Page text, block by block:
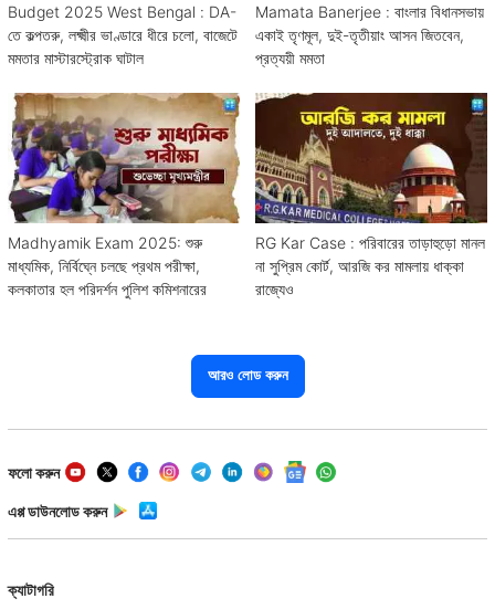
Budget 2025 West Bengal : DA-
তে কল্পতরু, লক্ষ্মীর ভাণ্ডারে ধীরে চলো, বাজেটে
মমতার মাস্টারস্ট্রোক ঘাটাল
Mamata Banerjee : বাংলার বিধানসভায়
একাই তৃণমূল, দুই-তৃতীয়াং আসন জিতবেন,
প্রত্যয়ী মমতা
Madhyamik Exam 2025: শুরু
মাধ্যমিক, নির্বিঘ্নে চলছে প্রথম পরীক্ষা,
কলকাতার হল পরিদর্শন পুলিশ কমিশনারের
RG Kar Case : পরিবারের তাড়াহুড়ো মানল
না সুপ্রিম কোর্ট, আরজি কর মামলায় ধাক্কা
রাজ্যেও
আরও লোড করুন
ফলো করুন
এপ্প ডাউনলোড করুন
ক্যাটাগরি